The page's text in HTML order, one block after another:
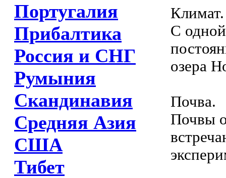
Португалия
Прибалтика
Россия и СНГ
Румыния
Скандинавия
Средняя Азия
США
Тибет
Климат.
С
озера
Почва.
Почвы